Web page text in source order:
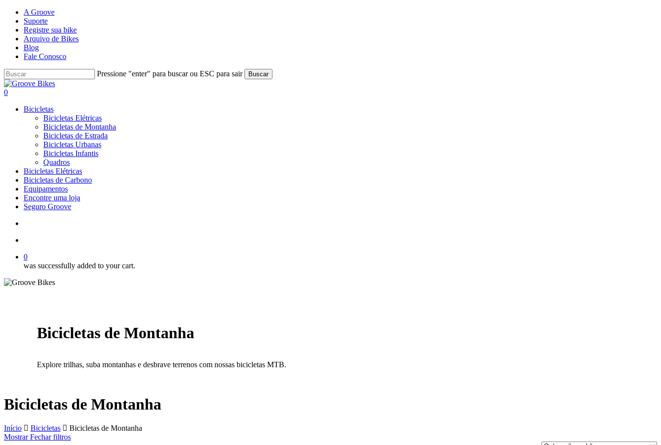
Skip
main
content
A Groove
Suporte
Registre sua bike
Arquivo de Bikes
Blog
Fale Conosco
Pressione "enter" para buscar ou ESC para sair Buscar
Close
Search
Buscar..
account
0
Bicicletas
Bicicletas Elétricas
Bicicletas de Montanha
Bicicletas de Estrada
Bicicletas Urbanas
Bicicletas Infantis
Quadros
Bicicletas Elétricas
Bicicletas de Carbono
Equipamentos
Encontre uma loja
Seguro Groove
0
was successfully added to your cart.
Bicicletas de Montanha
Explore trilhas, suba montanhas e desbrave terrenos com nossas bicicletas MTB.
Bicicletas de Montanha
Início Bicicletas
Bicicletas de Montanha
Mostrar Fechar filtros